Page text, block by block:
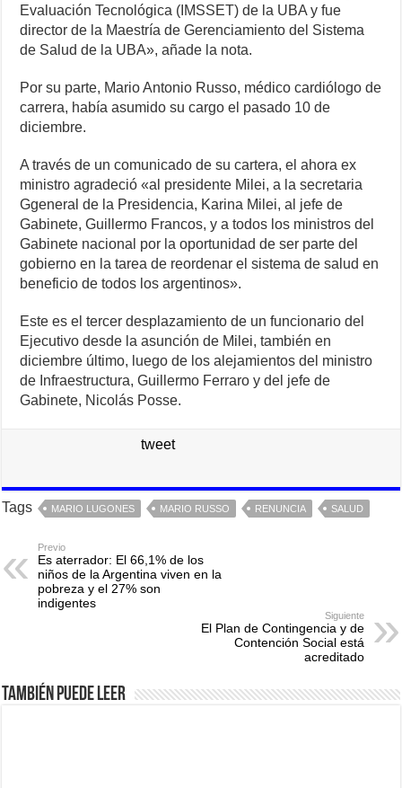
Evaluación Tecnológica (IMSSET) de la UBA y fue
director de la Maestría de Gerenciamiento del Sistema
de Salud de la UBA», añade la nota.
Por su parte, Mario Antonio Russo, médico cardiólogo de
carrera, había asumido su cargo el pasado 10 de
diciembre.
A través de un comunicado de su cartera, el ahora ex
ministro agradeció «al presidente Milei, a la secretaria
Ggeneral de la Presidencia, Karina Milei, al jefe de
Gabinete, Guillermo Francos, y a todos los ministros del
Gabinete nacional por la oportunidad de ser parte del
gobierno en la tarea de reordenar el sistema de salud en
beneficio de todos los argentinos».
Este es el tercer desplazamiento de un funcionario del
Ejecutivo desde la asunción de Milei, también en
diciembre último, luego de los alejamientos del ministro
de Infraestructura, Guillermo Ferraro y del jefe de
Gabinete, Nicolás Posse.
tweet
Tags MARIO LUGONES MARIO RUSSO RENUNCIA SALUD
Previo
Es aterrador: El 66,1% de los
niños de la Argentina viven en la
pobreza y el 27% son
indigentes
Siguiente
El Plan de Contingencia y de
Contención Social está
acreditado
También puede leer